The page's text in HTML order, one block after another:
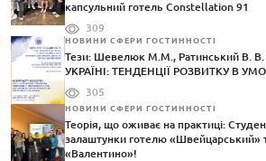
капсульний готель Constellation 91
309
НОВИНИ СФЕРИ ГОСТИННОСТІ
Тези: Шевелюк М.М., Ратинський В.
УКРАЇНІ: ТЕНДЕНЦІЇ РОЗВИТКУ В
305
НОВИНИ СФЕРИ ГОСТИННОСТІ
Теорія, що оживає на практиці:
залаштунки готелю «Швейцарський»
«Валентино»!